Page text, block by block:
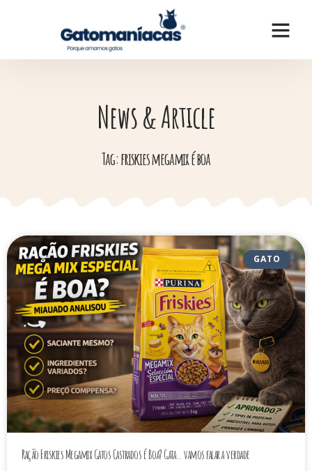
News & Article
Tag: friskies megamix é boa
GATO
Ração Friskies Megamix Gatos Castrados é Boa? Gata… vamos falar a verdade